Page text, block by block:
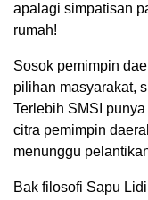
apalagi simpatisan
rumah!
Sosok pemimpin
pilihan masyarakat,
Terlebih SMSI
citra pemimpin
menunggu
Bak filosofi Sapu